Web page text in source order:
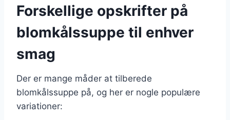
Forskellige opskrifter på
blomkålssuppe til enhver
smag
Der er mange måder at tilberede
blomkålssuppe på, og her er nogle populære
variationer: